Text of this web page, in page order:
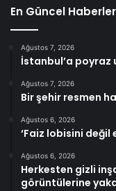
En Güncel Haberler
Ağustos 7, 2026
İstanbul’a poyraz
Ağustos 7, 2026
Bir şehir resmen
Ağustos 6, 2026
‘Faiz lobisini değil
Ağustos 6, 2026
Herkesten gizli
görüntülerine